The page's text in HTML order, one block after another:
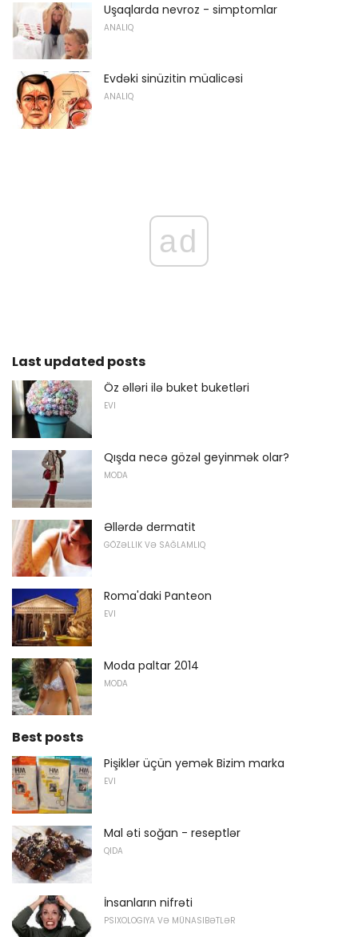
Uşaqlarda nevroz - simptomlar
ANALIQ
Evdəki sinüzitin müalicəsi
ANALIQ
ad
Last updated posts
Öz əlləri ilə buket buketləri
EVI
Qışda necə gözəl geyinmək olar?
MODA
Əllərdə dermatit
GÖZƏLLIK VƏ SAĞLAMLIQ
Roma'daki Panteon
EVI
Moda paltar 2014
MODA
Best posts
Pişiklər üçün yemək Bizim marka
EVI
Mal əti soğan - reseptlər
QIDA
İnsanların nifrəti
PSIXOLOGIYA VƏ MÜNASIBƏTLƏR